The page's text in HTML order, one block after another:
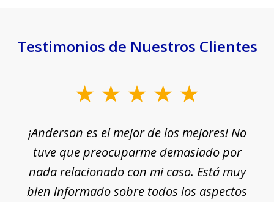
Testimonios de Nuestros Clientes
¡Anderson es el mejor de los mejores! No
tuve que preocuparme demasiado por
nada relacionado con mi caso. Está muy
bien informado sobre todos los aspectos